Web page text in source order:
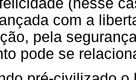
com a
pela
pode se